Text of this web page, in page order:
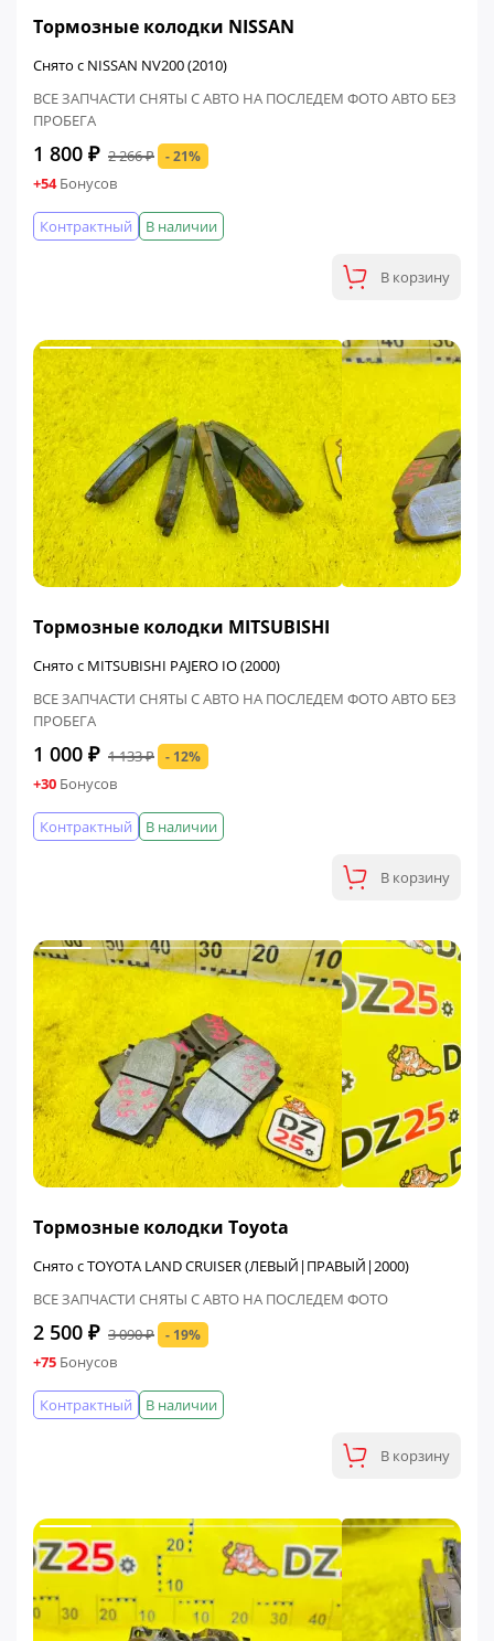
Тормозные колодки NISSAN
Снято с NISSAN NV200 (2010)
ВСЕ ЗАПЧАСТИ СНЯТЫ С АВТО НА ПОСЛЕДЕМ ФОТО АВТО БЕЗ
ПРОБЕГА
1 800 ₽ 2 266 ₽ - 21%
+54Бонусов
В наличии
Контрактный
В корзину
Тормозные колодки MITSUBISHI
Снято с MITSUBISHI PAJERO IO (2000)
ВСЕ ЗАПЧАСТИ СНЯТЫ С АВТО НА ПОСЛЕДЕМ ФОТО АВТО БЕЗ
ПРОБЕГА
1 000 ₽ 1 133 ₽ - 12%
+30 Бонусов
В наличии
Контрактный
В корзину
Тормозные колодки Toyota
Снято с TOYOTA LAND CRUISER (ЛЕВЫЙ|ПРАВЫЙ|2000)
ВСЕ ЗАПЧАСТИ СНЯТЫ С АВТО НА ПОСЛЕДЕМ ФОТО
2 500 ₽ 3 090 ₽ - 19%
+75 Бонусов
В наличии
Контрактный
В корзину